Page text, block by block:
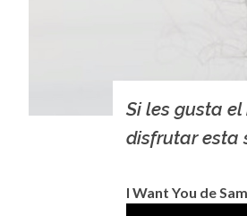
Si les gusta
disfrutar esta
I Want You de